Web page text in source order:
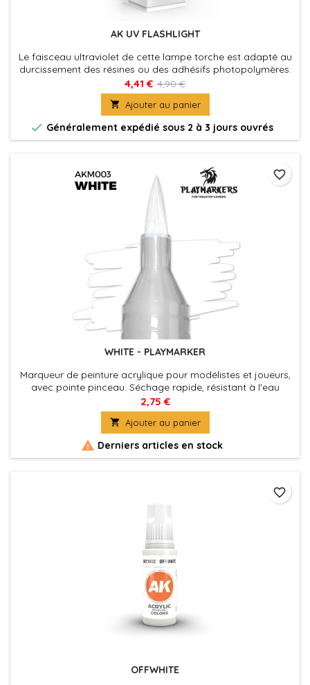
AK UV FLASHLIGHT
Le faisceau ultraviolet de cette lampe torche est adapté au
durcissement des résines ou des adhésifs photopolymères.
Il peut également servir à d'autres usages, comme la
détection de taches, de billets de banque, de minéraux, de
fuites de liquides, de permis de conduire, de passeports,
etc.
4,41 € 4,90 €
 Ajouter au panier
 Généralement expédié sous 2 à 3 jours ouvrés
WHITE - PLAYMARKER
Marqueur de peinture acrylique pour modélistes et joueurs,
avec pointe pinceau. Séchage rapide, résistant à l'eau
2,75 €
 Ajouter au panier
 Derniers articles en stock
favorite_border
OFFWHITE
favorite_border